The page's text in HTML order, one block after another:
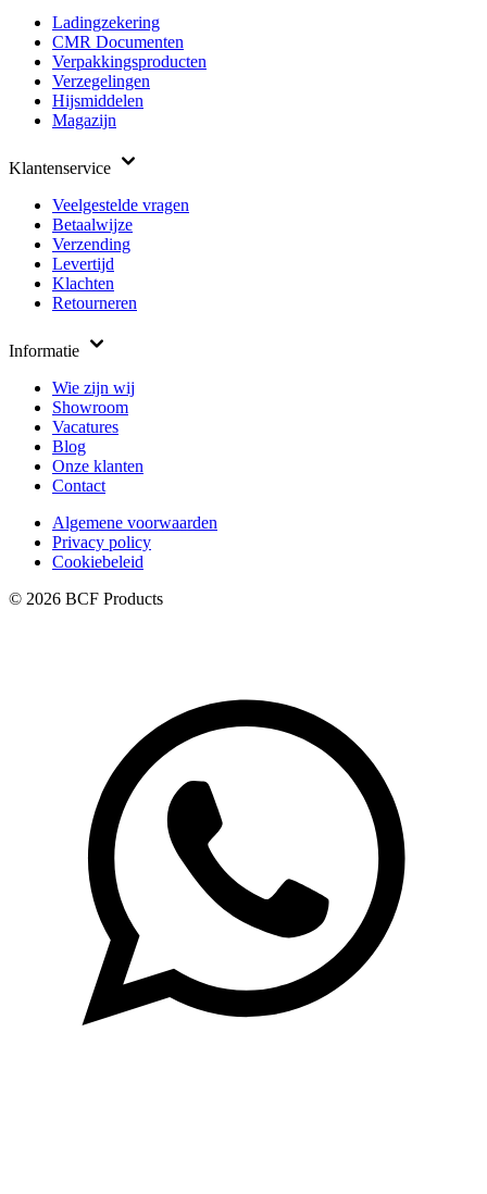
Ladingzekering
CMR Documenten
Verpakkingsproducten
Verzegelingen
Hijsmiddelen
Magazijn
Klantenservice
Veelgestelde vragen
Betaalwijze
Verzending
Levertijd
Klachten
Retourneren
Informatie
Wie zijn wij
Showroom
Vacatures
Blog
Onze klanten
Contact
Algemene voorwaarden
Privacy policy
Cookiebeleid
© 2026 BCF Products